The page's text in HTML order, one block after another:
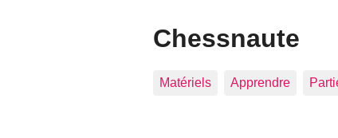
Chessnaute
Matériels Apprendre